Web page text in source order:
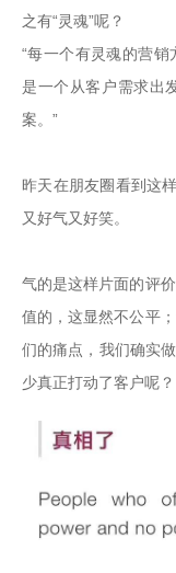
之有“灵魂”呢？
“每一个有灵魂的营
是一个从客户需求出
案。”
昨天在朋友圈看到这
又好气又好笑。
气的是这样片面的评
值的，这显然不公平
们的痛点，我们确实
少真正打动了客户呢？